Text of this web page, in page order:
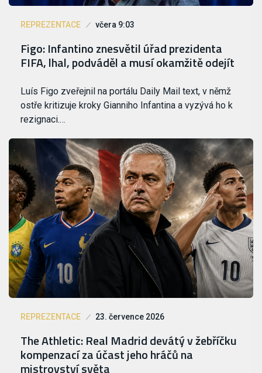
REPREZENTACE včera 9:03
Figo: Infantino znesvětil úřad prezidenta
FIFA, lhal, podváděl a musí okamžitě odejít
Luís Figo zveřejnil na portálu Daily Mail text, v němž
ostře kritizuje kroky Gianniho Infantina a vyzývá ho k
rezignaci.…
REPREZENTACE 23. července 2026
The Athletic: Real Madrid devátý v žebříčku
kompenzací za účast jeho hráčů na
mistrovství světa